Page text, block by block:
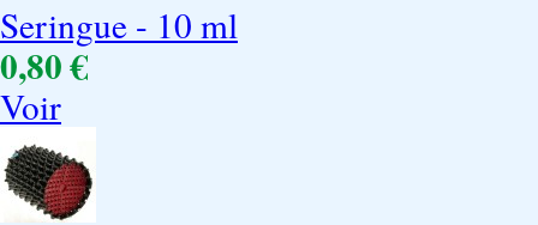
Seringue - 10 ml
0,80 €
Voir